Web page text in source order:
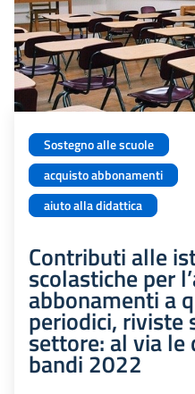
Sostegno alle scuole
acquisto abbonamenti
aiuto alla didattica
Contributi alle
scolastiche per
abbonamenti a
periodici, riviste
settore: al via le
bandi 2022